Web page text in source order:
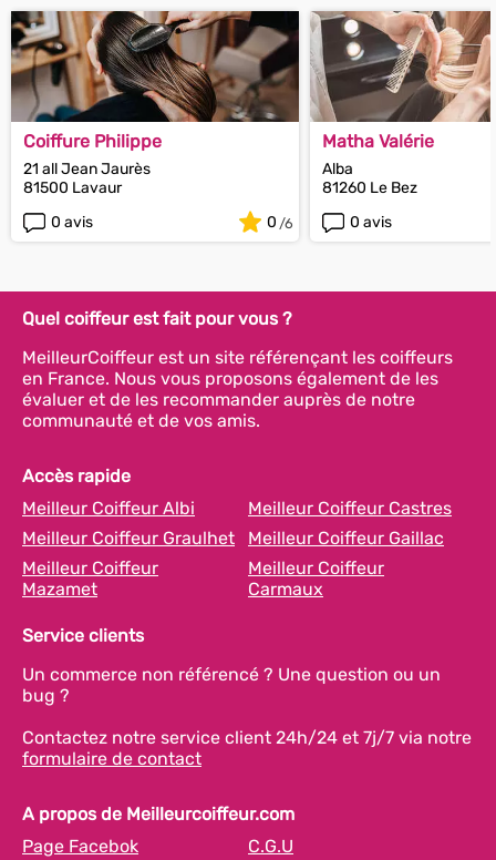
Coiffure Philippe
21 all Jean Jaurès
81500 Lavaur
0 avis
0
Matha Valérie
Alba
81260 Le Bez
0 avis
Quel coiffeur est fait pour vous ?
MeilleurCoiffeur est un site référençant les coiffeurs
en France. Nous vous proposons également de les
évaluer et de les recommander auprès de notre
communauté et de vos amis.
Accès rapide
Meilleur Coiffeur Albi
Meilleur Coiffeur Castres
Meilleur Coiffeur Graulhet
Meilleur Coiffeur Gaillac
Meilleur Coiffeur
Mazamet
Meilleur Coiffeur
Carmaux
Service clients
Un commerce non référencé ? Une question ou un
bug ?
Contactez notre service client 24h/24 et 7j/7 via notre
formulaire de contact
A propos de Meilleurcoiffeur.com
Page Facebok
C.G.U